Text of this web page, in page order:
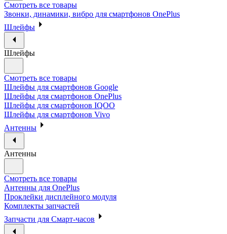
Смотреть все товары
Звонки, динамики, вибро для смартфонов OnePlus
Шлейфы
Шлейфы
Смотреть все товары
Шлейфы для смартфонов Google
Шлейфы для смартфонов OnePlus
Шлейфы для смартфонов IQOO
Шлейфы для смартфонов Vivo
Антенны
Антенны
Смотреть все товары
Антенны для OnePlus
Проклейки дисплейного модуля
Комплекты запчастей
Запчасти для Смарт-часов